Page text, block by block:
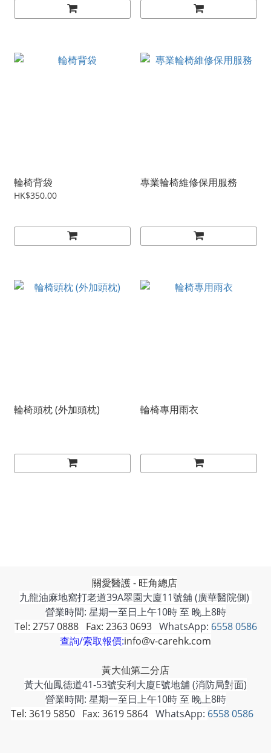
輪椅背袋
HK$350.00
專業輪椅維修保用服務
輪椅頭枕 (外加頭枕) 輪椅專用雨衣
關愛醫護 - 旺角總店
九龍油麻地窩打老道39A翠園大廈11號舖 (廣華醫院側)
營業時間: 星期一至日上午10時 至 晚上8時
Tel: 2757 0888 Fax: 2363 0693WhatsApp: 6558 0586
查詢/索取報價:info@v-carehk.com
黃大仙第二分店
黃大仙鳳德道41-53號安利大廈E號地舖 (消防局對面)
營業時間: 星期一至日上午10時 至 晚上8時
Tel: 3619 5850 Fax: 3619 5864WhatsApp: 6558 0586